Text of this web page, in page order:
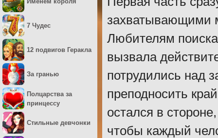
захватывающими
Любителям
вызвала
потрудились над
преподносить
остался в
чтобы каждый
7 Чудес
12 подвигов Геракла
За гранью
Полцарства за
принцессу
Стильные девчонки